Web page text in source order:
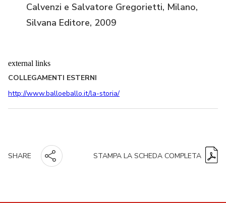
Calvenzi e Salvatore Gregorietti, Milano,
Silvana Editore, 2009
external links
COLLEGAMENTI ESTERNI
http://www.balloeballo.it/la-storia/
SHARE STAMPA LA SCHEDA COMPLETA